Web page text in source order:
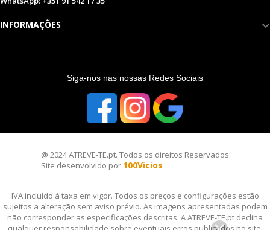
INFORMAÇÕES
Siga-nos nas nossas Redes Sociais
@ 2024 ATREVE-TE.pt. Todos os direitos Reservados
Site desenvolvido por 100Vicios
IVA incluído à taxa em vigor. Todos os preços e configurações estão
sujeitos a alteração sem aviso prévio. As imagens apresentadas podem
não corresponder as especificações descritas. A ATREVE-TE.pt declina